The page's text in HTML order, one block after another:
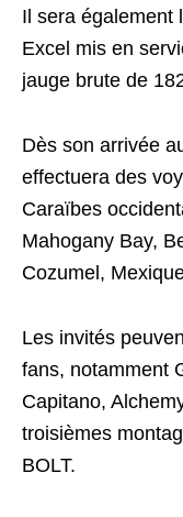
Il sera également
Excel mis en
jauge brute de
Dès son arrivée
effectuera des
Caraïbes
Mahogany Bay,
Cozumel,
Les invités
fans, notamment
Capitano,
troisièmes
BOLT.